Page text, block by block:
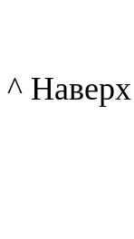
^ Наверх